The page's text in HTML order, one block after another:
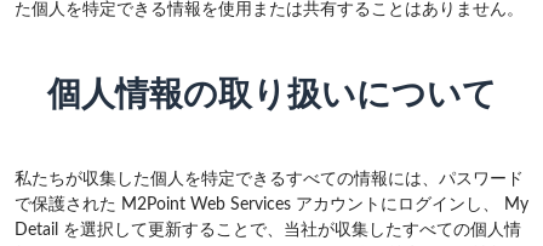
た個人を特定できる情報を使用または共有することはありません。
個人情報の取り扱いについて
私たちが収集した個人を特定できるすべての情報には、パスワード
で保護された M2Point Web Services アカウントにログインし、 My
Detail を選択して更新することで、当社が収集したすべての個人情